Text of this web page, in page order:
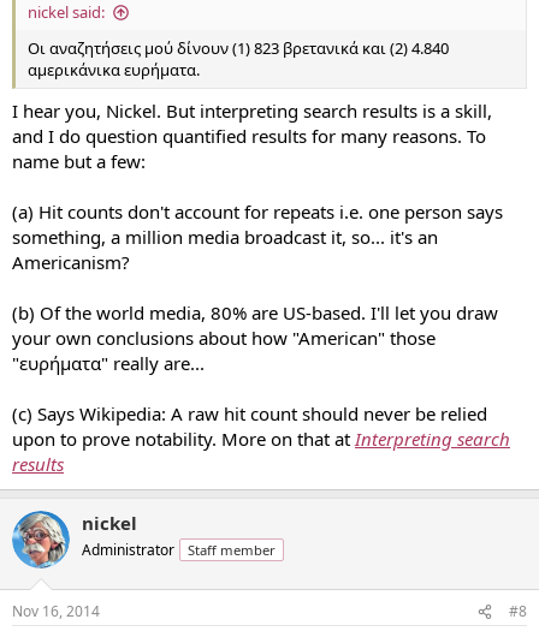
nickel said:
Οι αναζητήσεις μού δίνουν (1) 823 βρετανικά και (2) 4.840
αμερικάνικα ευρήματα.
I hear you, Nickel. But interpreting search results is a skill,
and I do question quantified results for many reasons. To
name but a few:
(a) Hit counts don't account for repeats i.e. one person says
something, a million media broadcast it, so... it's an
Americanism?
(b) Of the world media, 80% are US-based. I'll let you draw
your own conclusions about how "American" those
"ευρήματα" really are...
(c) Says Wikipedia: A raw hit count should never be relied
upon to prove notability. More on that at Interpreting search
results
nickel
Administrator Staff member
Nov 16, 2014 #8